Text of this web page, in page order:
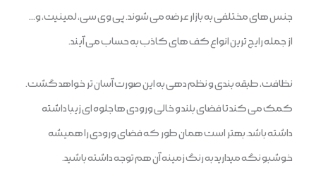
جنس های مختلفی به بازار عرضه می شوند. پی وی سی، لمینیت، و…
از جمله رایج ترین انواع کف های کاذب به حساب می آیند.
نظافت، طبقه بندی و نظم دهی به این صورت آسان تر خواهد گشت.
کمک می کند تا فضای بلند و خالی ورودی ها جلوه ای زیبا داشته
داشته باشد. بهتر است همان طور که فضای ورودی را همیشه
خوشبو نگه میدارید به رنگ زمینه آن هم توجه داشته باشید.